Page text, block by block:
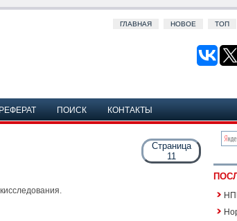
ГЛАВНАЯ НОВОЕ ТОП
ПОИСК КОНТАКТЫ
Страница
11